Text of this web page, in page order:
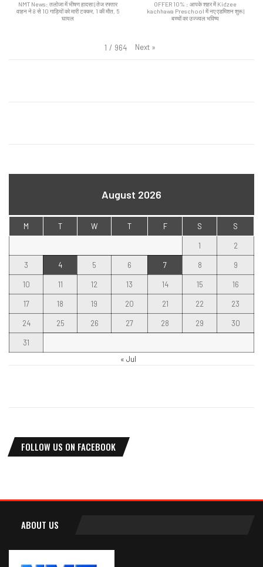
NMT News: तलोजा में भीषण हादसा | तेज रफ्तार
वाहन ने 8 से 10 गाड़ियों को मारी टक्कर, 1 की मौत, 5
घायल
OFFER 10% : आपके शहर में Kidzee
kachhawa Preschool में नए एडमिशन शुरू |
बच्चों का उज्ज्वल भविष्य
1 / 964 Next »
August 2026
M T W T F S S
1 2
3 4 5 6 7 8 9
10 11 12 13 14 15 16
17 18 19 20 21 22 23
24 25 26 27 28 29 30
31
« Jul
FOLLOW US ON FACEBOOK
ABOUT US